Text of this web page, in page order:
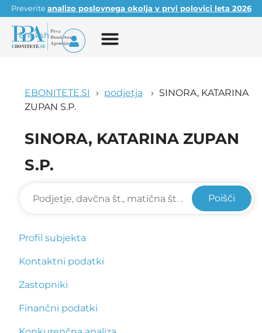
Preveriteanalizo poslovnega okolja v prvi polovici leta 2026
English
EBONITETE.SI podjetja
SINORA, KATARINA
ZUPAN S.P.
SINORA, KATARINA ZUPAN
S.P.
Poišči
Profil subjekta
Kontaktni podatki
Zastopniki
Finančni podatki